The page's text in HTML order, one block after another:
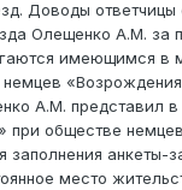
Доводы ответчицы
Олещенко А.М. за
имеющимся в
А.М. представил
при обществе
заполнения анкеты-
место